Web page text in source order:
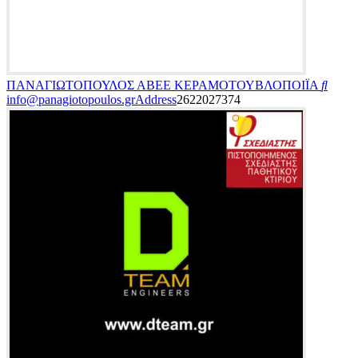
ΠΑΝΑΓΙΩΤΟΠΟΥΛΟΣ ΑΒΕΕ ΚΕΡΑΜΟΤΟΥΒΛΟΠΟΙΪΑ
info@panagiotopoulos.grAddress2622027374